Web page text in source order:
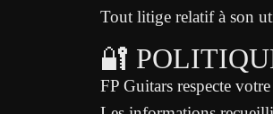
Tout litige relatif à son
🔐
FP Guitars respecte